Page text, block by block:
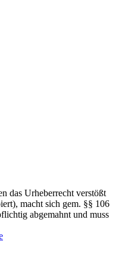
das Urheberrecht verstößt
macht sich gem. §§ 106
abgemahnt und muss